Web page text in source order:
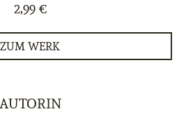
2,99 €
ZUM WERK
AUTORIN